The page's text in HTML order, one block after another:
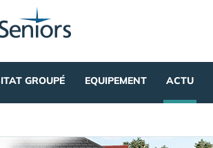
GROUPÉ EQUIPEMENT ACTU